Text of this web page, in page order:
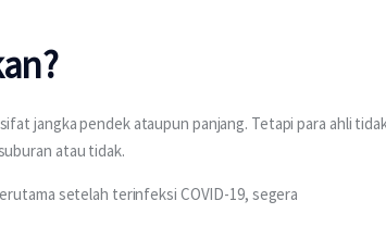
jangka pendek ataupun panjang. Tetapi para ahli
atau tidak.
setelah terinfeksi COVID-19, segera